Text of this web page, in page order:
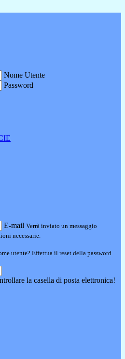
Nome Utente
Password
E-mail Verrà inviato un messaggio
necessarie.
utente? Effettua il reset della password
la casella di posta elettronica!